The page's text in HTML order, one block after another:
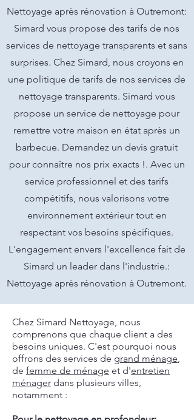
Nettoyage après rénovation à Outremont:
Simard vous propose des tarifs de nos
services de nettoyage transparents et sans
surprises. Chez Simard, nous croyons en
une politique de tarifs de nos services de
nettoyage transparents. Simard vous
propose un service de nettoyage pour
remettre votre maison en état après un
barbecue. Demandez un devis gratuit
pour connaître nos prix exacts !. Avec un
service professionnel et des tarifs
compétitifs, nous valorisons votre
environnement extérieur tout en
respectant vos besoins spécifiques.
L'engagement envers l'excellence fait de
Simard un leader dans l'industrie.:
Nettoyage après rénovation à Outremont.
Chez Simard Nettoyage, nous
comprenons que chaque client a des
besoins uniques. C'est pourquoi nous
offrons des services de grand ménage,
de femme de ménage et d'entretien
ménager dans plusieurs villes,
notamment :